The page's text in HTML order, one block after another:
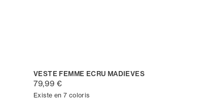
VESTE FEMME ECRU MADIEVES
79,99 €
Existe en 7 coloris